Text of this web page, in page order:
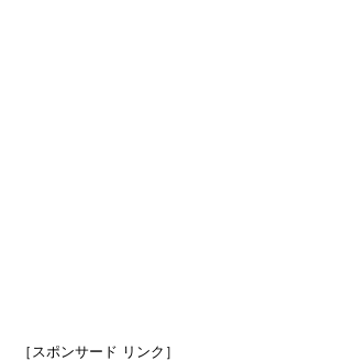
［スポンサード リンク］